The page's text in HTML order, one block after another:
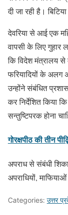
दी जा रही है।
देवरिया से आई एक
वापसी के लिए गुहार
कि विदेश मंत्रालय से
फरियादियों के
उन्होंने संबंधित
कर निर्देशित किया
सन्तुष्टिपरक होना
गोरक्षपीठ की तीन
अपराध से संबंधी
अपराधियों,
Categories: उत्तर